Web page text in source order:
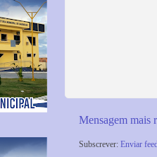
Mensagem mais
Subscrever: Enviar